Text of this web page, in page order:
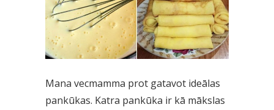
Mana vecmamma prot gatavot ideālas
pankūkas. Katra pankūka ir kā mākslas